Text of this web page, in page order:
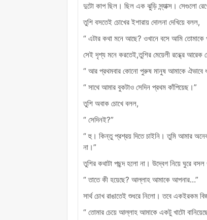
দুটো কাপ ছিল। ছিল এক ঝুড়ি স্ন্যাক্স। সেগুলো
তুশি বসতেই চোখের ইশারায় দোলনা দেখিয়ে বলল,
“ এটার কথা মনে আছে? ওখানে বসে আমি তোমাকে
সেই দৃশ্য মনে করতেই,তুশির মেয়েলী রন্ধ্রে
“ আর প্রথমবার কোনো পুরুষ মানুষ আমাকে ঐভাবে
“ সাথে আমার বুকটাও সেদিন প্রথম কাঁপিয়েছ।”
তুশি অবাক চোখে বলল,
“ সেদিনই?”
“ হু। কিন্তু প্রশ্রয় দিতে চাইনি। তুমি আমার
না।”
তুশির কথাটা পছন্দ হলো না। উদ্বেগ নিয়ে ঘুরে
“ তাতে কী হয়েছে? আল্লাহ আমাকে আপনার…”
সার্থ চোখ রাঙাতেই শুধরে নিলো। তবে একইরকম
“ তোমার চেয়ে আল্লাহ আমাকে একটু খাটো